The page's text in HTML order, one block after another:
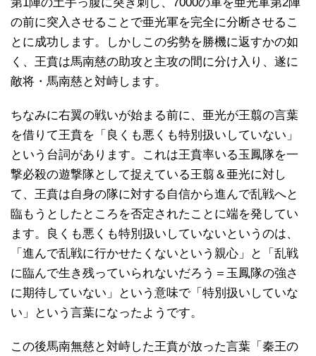
の前に突入させることで亜光軍を完全に分断させるこ
とに成功します。しかしこの劣勢を勝機に返すかの如
く、王賁は馬南慈の助攻と主攻の間に分け入り、遂に
敵将・馬南慈と対峙します。
ちなみに右翼の戦いが始まる前に、亜光が王翦の言葉
を借りて王賁を「良くも悪くも特別扱いしていない」
という台詞があります。これは王賁率いる玉鳳隊を一
撃必殺の遊撃隊として捉えている王翦＆亜光に対し
て、王賁は自身の隊に対する自信から進んで乱戦へと
臨もうとしたところを否定されたことに端を発してい
ます。良くも悪くも特別扱いしていないというのは、
「進んで乱戦に行かせたくないという親心」と「乱戦
に臨んで生き残っていられないだろう＝玉鳳隊の強さ
に期待していない」という意味で「特別扱いしていな
い」という言葉になったようです。
この後馬南無慈と対峙した王賁が放った言葉「秦王の